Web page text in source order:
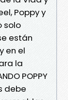
Poppy y
solo
están
en el
la
POPPY
debe